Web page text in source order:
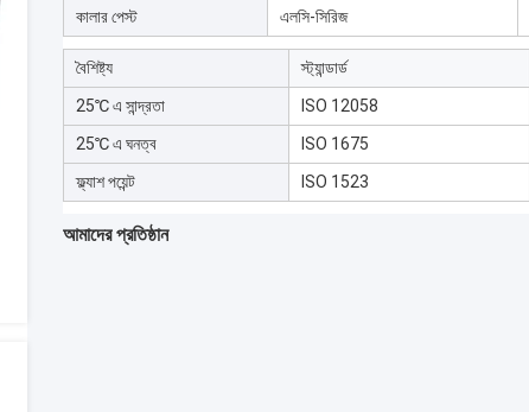
কালার পেস্ট
এলসি-সিরিজ
বৈশিষ্ট্য স্ট্যান্ডার্ড
25℃ এ সান্দ্রতা
ISO 12058
25℃ এ ঘনত্ব
ISO 1675
ফ্ল্যাশ পয়েন্ট
ISO 1523
আমাদের প্রতিষ্ঠান